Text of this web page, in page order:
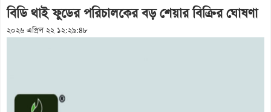
বিডি থাই ফুডের পরিচালকের বড় শেয়ার বিক্রির ঘোষণা
২০২৬ এপ্রিল ২২ ১২:২৯:৪৮